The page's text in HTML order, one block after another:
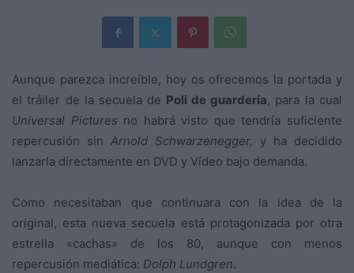
Aunque parezca increíble, hoy os ofrecemos la portada y
el tráiler de la secuela de Poli de guardería, para la cual
Universal Pictures no habrá visto que tendría suficiente
repercusión sin Arnold Schwarzenegger,
y ha decidido
lanzarla directamente en DVD y Vídeo bajo demanda.
Como necesitaban que continuara con la idea de la
original, esta nueva secuela está protagonizada por otra
estrella «cachas» de los 80, aunque con menos
repercusión mediática: Dolph Lundgren.